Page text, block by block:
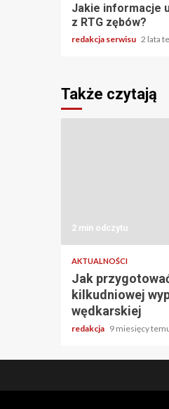
Jakie informacje
z RTG zębów?
redakcja serwisu 2 lata
Także czytają
2 min odczytu
AKTUALNOŚCI
Jak
kilkudniowej
wędkarskiej
redakcja 9 miesięcy